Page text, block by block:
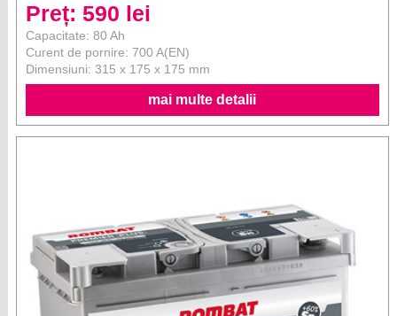
Preț: 590 lei
Capacitate: 80 Ah
Curent de pornire: 700 A(EN)
Dimensiuni: 315 x 175 x 175 mm
mai multe detalii